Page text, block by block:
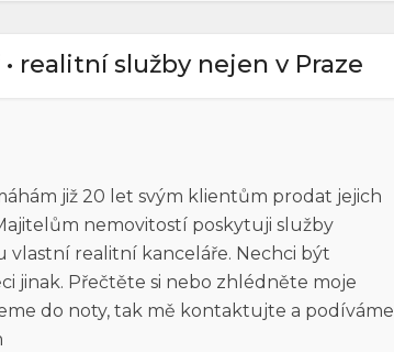
realitní služby nejen v Praze
již 20 let svým klientům prodat jejich
nemovitostí poskytuji služby
vlastní realitní kanceláře. Nechci být
jinak. Přečtěte si nebo zhlédněte moje
do noty, tak mě kontaktujte a podíváme